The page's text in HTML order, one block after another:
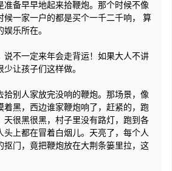
准备早早地起来拾鞭炮。那个时候不像
一家一户的都是买个一千二千响， 算
乐所在。
不一定来年会走背运！如果大人不讲
让孩子们这样做。
别人家放完没响的鞭炮。那场景，像
黑，西边谁家鞭炮响了，赶紧的，跑
很黑很黑，村子里没有路灯，跑到各
上都在冒着白烟儿。天亮了，每个人
门，竟把鞭炮放在大荆条篓里拉，这